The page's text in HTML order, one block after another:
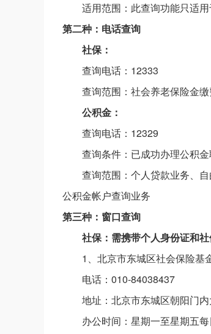
适用范围：此查询功能只适
第二种：电话查询
社保：
查询电话：12333
查询范围：社会养老保险金
公积金：
查询电话：12329
查询条件：已成功办理公积金
查询范围：个人贷款业务、
公积金帐户查询业务
第三种：窗口查询
社保：需携带个人身份证和
1、北京市东城区社会保险基
电话：010-84038437
地址：北京市东城区朝阳门
办公时间：星期一至星期五